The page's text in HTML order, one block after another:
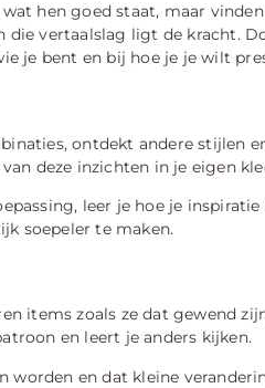
wat hen goed staat, maar
die vertaalslag ligt de kracht.
je bent en bij hoe je je wilt
ontdekt andere stijlen
deze inzichten in je eigen
leer je hoe je
soepeler te maken.
items zoals ze dat gewend
en leert je anders kijken.
worden en dat kleine